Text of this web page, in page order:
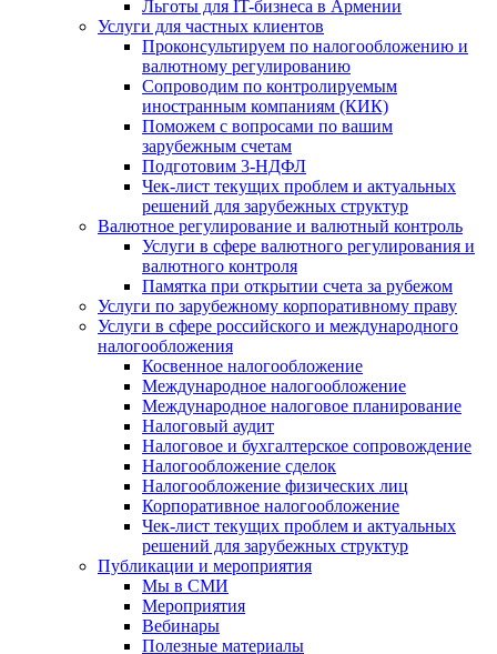
Льготы для IT-бизнеса в Армении
Услуги для частных клиентов
Проконсультируем по налогообложению и
валютному регулированию
Сопроводим по контролируемым
иностранным компаниям (КИК)
Поможем с вопросами по вашим
зарубежным счетам
Подготовим 3-НДФЛ
Чек-лист текущих проблем и актуальных
решений для зарубежных структур
Валютное регулирование и валютный контроль
Услуги в сфере валютного регулирования и
валютного контроля
Памятка при открытии счета за рубежом
Услуги по зарубежному корпоративному праву
Услуги в сфере российского и международного
налогообложения
Косвенное налогообложение
Международное налогообложение
Международное налоговое планирование
Налоговый аудит
Налоговое и бухгалтерское сопровождение
Налогообложение сделок
Налогообложение физических лиц
Корпоративное налогообложение
Чек-лист текущих проблем и актуальных
решений для зарубежных структур
Публикации и мероприятия
Мы в СМИ
Мероприятия
Вебинары
Полезные материалы